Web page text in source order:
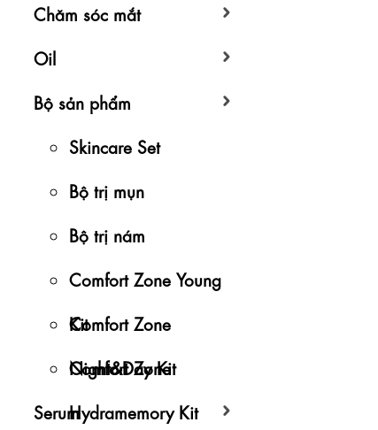
Chăm sóc mắt
Oil
Bộ sản phẩm
Skincare Set
Bộ trị mụn
Bộ trị nám
Comfort Zone Young
Kit
Comfort Zone
Night&Day Kit
Comfort Zone
Hydramemory Kit
Serum